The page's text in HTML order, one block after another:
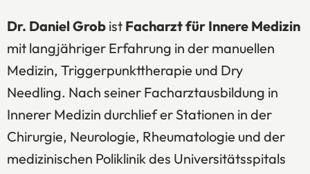
Dr. Daniel Grob ist Facharzt für Innere Medizin
mit langjähriger Erfahrung in der manuellen
Medizin, Triggerpunkttherapie und Dry
Needling. Nach seiner Facharztausbildung in
Innerer Medizin durchlief er Stationen in der
Chirurgie, Neurologie, Rheumatologie und der
medizinischen Poliklinik des Universitätsspitals